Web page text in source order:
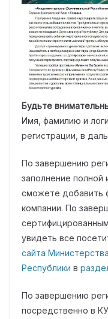
Будьте
Имя, фамилию и
регистрации, в
По завершению
заполнение
сможете добавить
компании. По
увидеть все
сайта
Республики в
По завершению
посредственно в